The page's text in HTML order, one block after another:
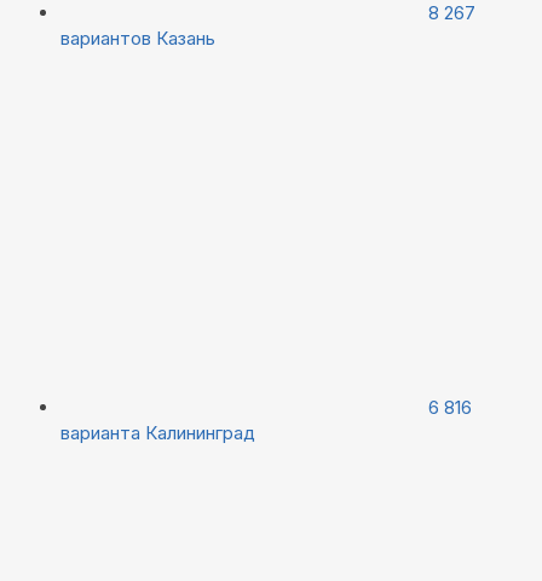
8 267
вариантов Казань
6 816
варианта Калининград